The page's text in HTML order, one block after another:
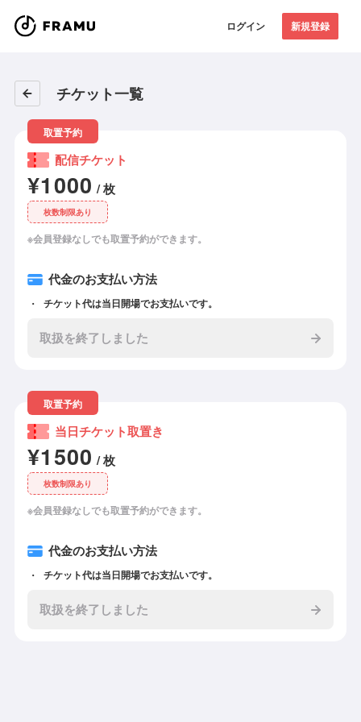
ログイン 新規登録
チケット一覧
取置予約
配信チケット
¥1000 / 枚
枚数制限あり
※会員登録なしでも取置予約ができます。
代金のお支払い方法
チケット代は当日開場でお支払いです。
取扱を終了しました
取置予約
当日チケット取置き
¥1500 / 枚
枚数制限あり
※会員登録なしでも取置予約ができます。
代金のお支払い方法
チケット代は当日開場でお支払いです。
取扱を終了しました